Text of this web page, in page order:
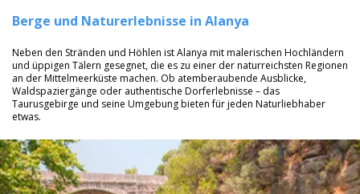
Berge und Naturerlebnisse in Alanya
Neben den Stränden und Höhlen ist Alanya mit malerischen Hochländern
und üppigen Tälern gesegnet, die es zu einer der naturreichsten Regionen
an der Mittelmeerküste machen. Ob atemberaubende Ausblicke,
Waldspaziergänge oder authentische Dorferlebnisse – das
Taurusgebirge und seine Umgebung bieten für jeden Naturliebhaber
etwas.